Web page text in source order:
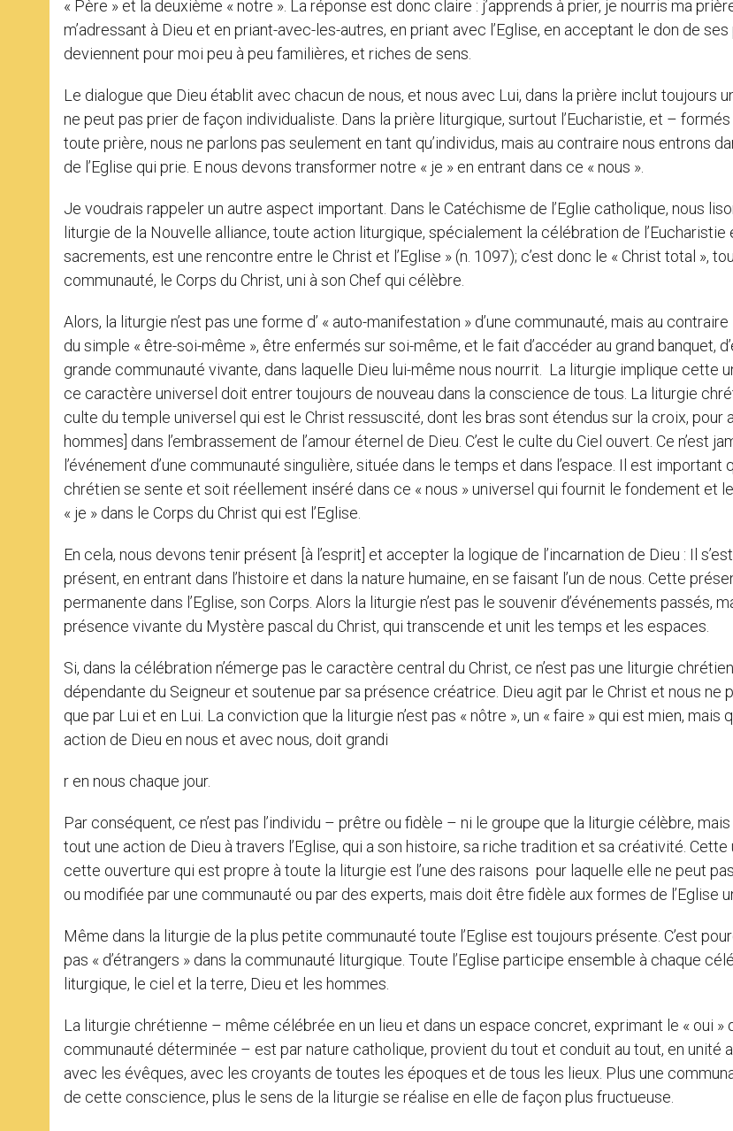
« Père » et la deuxième « notre ». La réponse est donc claire : j’apprends à prier, je nourris ma
m’adressant à Dieu et en priant-avec-les-autres, en priant avec l’Eglise, en acceptant le don de ses
deviennent pour moi peu à peu familières, et riches de sens.
Le dialogue que Dieu établit avec chacun de nous, et nous avec Lui, dans la prière inclut toujours
ne peut pas prier de façon individualiste. Dans la prière liturgique, surtout l’Eucharistie, et –
toute prière, nous ne parlons pas seulement en tant qu’individus, mais au contraire nous entrons
de l’Eglise qui prie. E nous devons transformer notre « je » en entrant dans ce « nous ».
Je voudrais rappeler un autre aspect important. Dans le Catéchisme de l’Eglie catholique, nous
liturgie de la Nouvelle alliance, toute action liturgique, spécialement la célébration de l’Eucharistie
sacrements, est une rencontre entre le Christ et l’Eglise » (n. 1097); c’est donc le « Christ total »,
communauté, le Corps du Christ, uni à son Chef qui célèbre.
Alors, la liturgie n’est pas une forme d’ « auto-manifestation » d’une communauté, mais au
du simple « être-soi-même », être enfermés sur soi-même, et le fait d’accéder au grand banquet,
grande communauté vivante, dans laquelle Dieu lui-même nous nourrit. La liturgie implique cette
ce caractère universel doit entrer toujours de nouveau dans la conscience de tous. La liturgie
culte du temple universel qui est le Christ ressuscité, dont les bras sont étendus sur la croix, pour
hommes] dans l’embrassement de l’amour éternel de Dieu. C’est le culte du Ciel ouvert. Ce n’est
l’événement d’une communauté singulière, située dans le temps et dans l’espace. Il est important
chrétien se sente et soit réellement inséré dans ce « nous » universel qui fournit le fondement et
« je » dans le Corps du Christ qui est l’Eglise.
En cela, nous devons tenir présent [à l’esprit] et accepter la logique de l’incarnation de Dieu : Il
présent, en entrant dans l’histoire et dans la nature humaine, en se faisant l’un de nous. Cette
permanente dans l’Eglise, son Corps. Alors la liturgie n’est pas le souvenir d’événements passés,
présence vivante du Mystère pascal du Christ, qui transcende et unit les temps et les espaces.
Si, dans la célébration n’émerge pas le caractère central du Christ, ce n’est pas une liturgie
dépendante du Seigneur et soutenue par sa présence créatrice. Dieu agit par le Christ et nous ne
que par Lui et en Lui. La conviction que la liturgie n’est pas « nôtre », un « faire » qui est mien, mais
action de Dieu en nous et avec nous, doit grandi
r en nous chaque jour.
Par conséquent, ce n’est pas l’individu – prêtre ou fidèle – ni le groupe que la liturgie célèbre,
tout une action de Dieu à travers l’Eglise, qui a son histoire, sa riche tradition et sa créativité.
cette ouverture qui est propre à toute la liturgie est l’une des raisons pour laquelle elle ne peut
ou modifiée par une communauté ou par des experts, mais doit être fidèle aux formes de l’Eglise
Même dans la liturgie de la plus petite communauté toute l’Eglise est toujours présente. C’est
pas « d’étrangers » dans la communauté liturgique. Toute l’Eglise participe ensemble à chaque
liturgique, le ciel et la terre, Dieu et les hommes.
La liturgie chrétienne – même célébrée en un lieu et dans un espace concret, exprimant le « oui »
communauté déterminée – est par nature catholique, provient du tout et conduit au tout, en unité
avec les évêques, avec les croyants de toutes les époques et de tous les lieux. Plus une
de cette conscience, plus le sens de la liturgie se réalise en elle de façon plus fructueuse.